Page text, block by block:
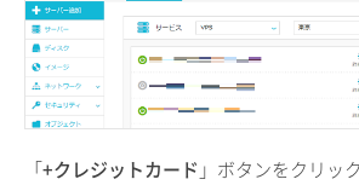
「+クレジットカード 」ボタンをクリッ